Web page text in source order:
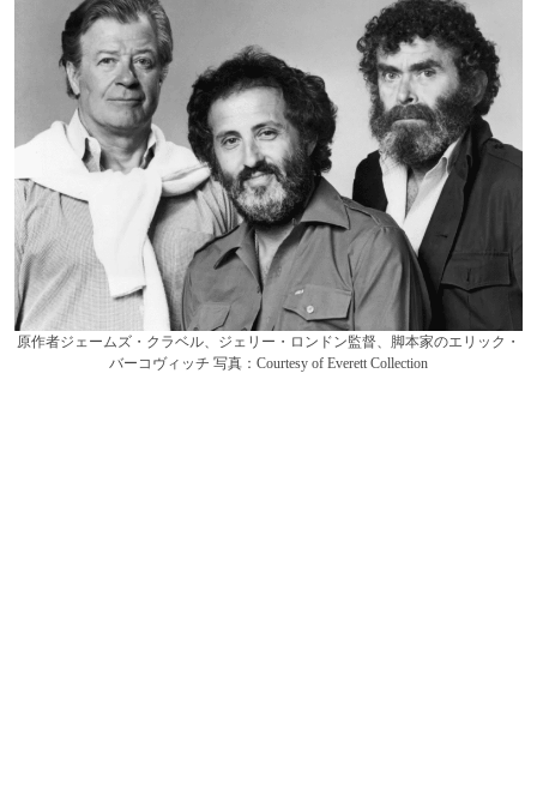
原作者ジェームズ・クラベル、ジェリー・ロンドン監督、脚本家のエリック・
バーコヴィッチ 写真：Courtesy of Everett Collection